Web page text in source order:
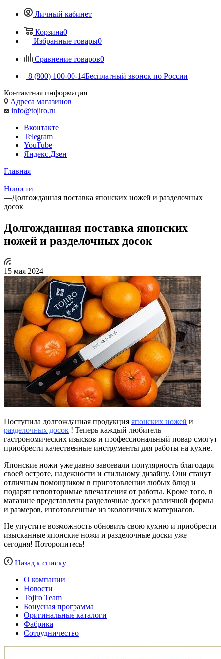
Личный кабинет
Корзина0
Избранные товары0
Сравнение товаров0
8 (800) 100-00-14Бесплатный звонок по России
Контактная информация
Адреса магазинов
info@tojiro.ru
Вконтакте
Telegram
YouTube
Яндекс.Дзен
Главная
—
Новости
—Долгожданная поставка японских ножей и разделочных
досок
Долгожданная поставка японских
ножей и разделочных досок
15 мая 2024
Поступила долгожданная продукция японских ножей и
разделочных досок ! Теперь каждый любитель
гастрономических изысков и профессиональный повар смогут
приобрести качественные инструменты для работы на кухне.
Японские ножи уже давно завоевали популярность благодаря
своей остроте, надежности и стильному дизайну. Они станут
отличным помощником в приготовлении любых блюд и
подарят неповторимые впечатления от работы. Кроме того, в
магазине представлены разделочные доски различной формы
и размеров, изготовленные из экологичных материалов.
Не упустите возможность обновить свою кухню и приобрести
изысканные японские ножи и разделочные доски уже
сегодня! Поторопитесь!
Назад к списку
О компании
Новости
Tojiro Team
Бонусная программа
Оригинальные каталоги
Фабрика
Сотрудничество